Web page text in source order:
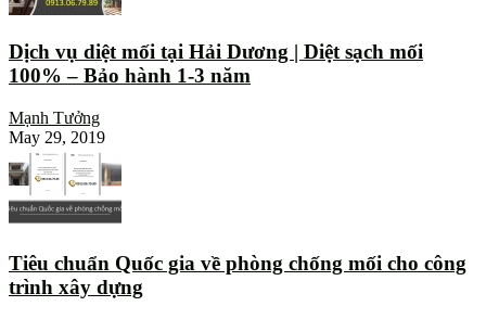
Dịch vụ diệt mối tại Hải Dương | Diệt sạch mối
100% – Bảo hành 1-3 năm
Mạnh Tưởng
May 29, 2019
Tiêu chuẩn Quốc gia về phòng chống mối cho công
trình xây dựng